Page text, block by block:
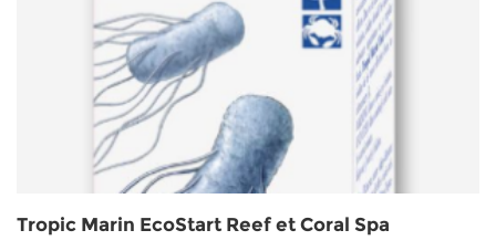
Tropic Marin EcoStart Reef et Coral Spa